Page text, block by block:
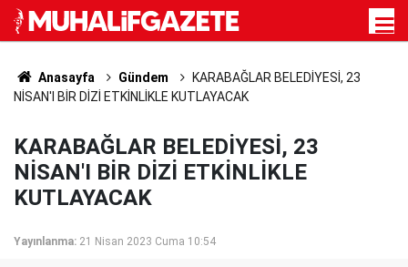
Anasayfa Gündem
KARABAĞLAR BELEDİYESİ, 23
NİSAN'I BİR DİZİ ETKİNLİKLE KUTLAYACAK
KARABAĞLAR BELEDİYESİ, 23
NİSAN'I BİR DİZİ ETKİNLİKLE
KUTLAYACAK
Yayınlanma: 21 Nisan 2023 Cuma 10:54